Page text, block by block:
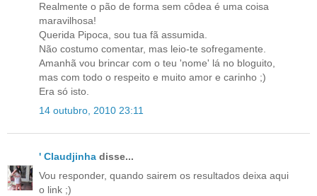
Realmente o pão de forma sem côdea é uma coisa
maravilhosa!
Querida Pipoca, sou tua fã assumida.
Não costumo comentar, mas leio-te sofregamente.
Amanhã vou brincar com o teu 'nome' lá no bloguito,
mas com todo o respeito e muito amor e carinho ;)
Era só isto.
14 outubro, 2010 23:11
' Claudjinha disse...
Vou responder, quando sairem os resultados deixa aqui
o link ;)